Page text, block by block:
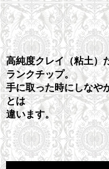
高純度クレイ（粘土）
ランクチップ。
手に取った時にしなや
とは
違います。